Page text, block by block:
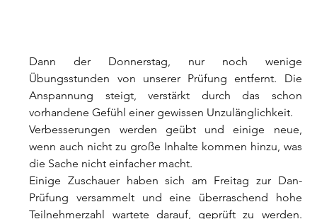
Dann der Donnerstag, nur noch wenige
Übungsstunden von unserer Prüfung entfernt. Die
Anspannung steigt, verstärkt durch das schon
vorhandene Gefühl einer gewissen Unzulänglichkeit.
Verbesserungen werden geübt und einige neue,
wenn auch nicht zu große Inhalte kommen hinzu, was
die Sache nicht einfacher macht.
Einige Zuschauer haben sich am Freitag zur Dan-
Prüfung versammelt und eine überraschend hohe
Teilnehmerzahl wartete darauf, geprüft zu werden.